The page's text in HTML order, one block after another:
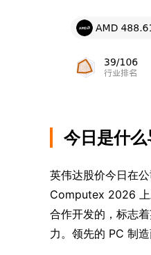
今日是什
英伟达股价今日在
Computex 2026 上
合作开发的，标志
力。领先的 PC 制